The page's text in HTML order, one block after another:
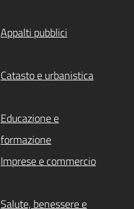
Appalti pubblici
Catasto e urbanistica
Educazione e
formazione
Imprese e commercio
Salute, benessere e